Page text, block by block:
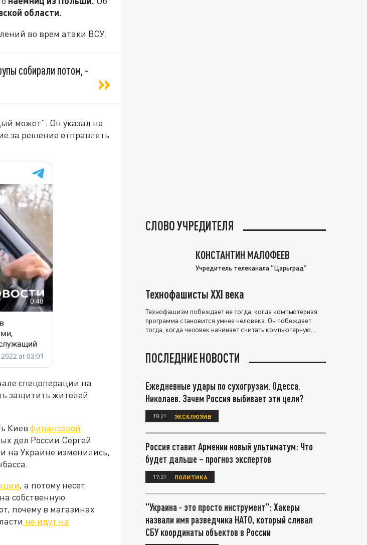
области.
во врем атаки ВСУ.
собирали потом, -
может". Он указал на
за решение отправлять
спецоперации на
защитить жителей
Киев финансовой
дел России Сергей
на Украине изменились,
, а потому несет
собственную
почему в магазинах
не идут на
СЛОВО УЧРЕДИТЕЛЯ
КОНСТАНТИН МАЛОФЕЕВ
Учредитель телеканала "Царьград"
Технофашисты XXI века
Технофашизм побеждает не тогда, когда компьютерная
программа становится умнее человека. Он побеждает
тогда, когда человек начинает считать компьютерную
ПОСЛЕДНИЕ НОВОСТИ
Ежедневные удары по сухогрузам. Одесса.
Николаев. Зачем Россия выбивает эти цели?
18:21 ЭКСКЛЮЗИВ
Россия ставит Армении новый ультиматум: Что
будет дальше – прогноз экспертов
17:21 ПОЛИТИКА
"Украина - это просто инструмент": Хакеры
назвали имя разведчика НАТО, который сливал
СБУ координаты объектов в России